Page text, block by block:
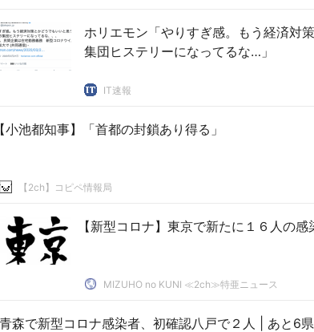
ホリエモン「やりすぎ感。もう経済対
集団ヒステリーになってるな…」
IT速報
【小池都知事】「首都の封鎖あり得る」
【2ch】コピペ情報局
【新型コロナ】東京で新たに１６人の
MIZUHO no KUNI ≪2ch≫特亜ニュース